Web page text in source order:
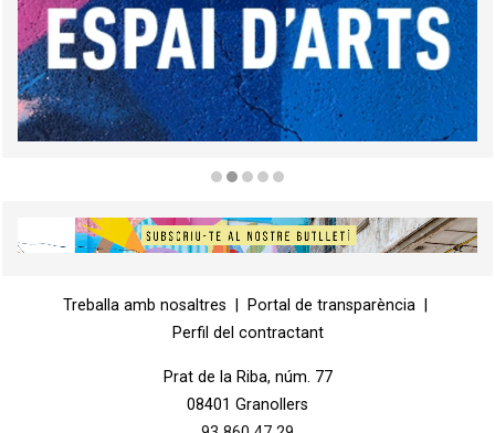
Treballa amb nosaltres
Portal de transparència
Perfil del contractant
Prat de la Riba, núm. 77
08401 Granollers